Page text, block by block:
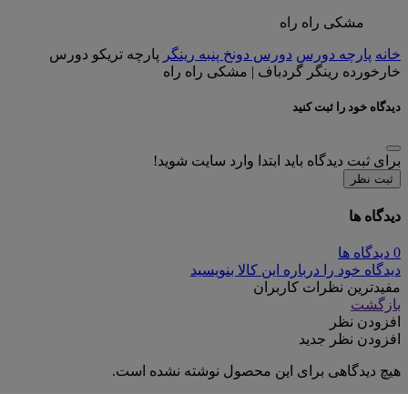
مشکی راه راه
خانه پارچه دورس دورس دونخ پنبه رینگر پارچه تریکو دورس
خارخورده رینگر گردباف | مشکی راه راه
دیدگاه خود را ثبت کنید
برای ثبت دیدگاه باید ابتدا وارد سایت شوید!
ثبت نظر
دیدگاه ها
0 دیدگاه ها
دیدگاه خود را درباره این کالا بنویسید
مفیدترین نظرات کاربران
بازگشت
افزودن نظر
افزودن نظر جدید
هیچ دیدگاهی برای این محصول نوشته نشده است.